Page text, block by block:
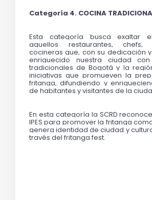
Categoría 4. COCINA
Esta categoría busca exaltar
aquellos restaurantes,
cocineras que, con su dedicación
enriquecido nuestra ciudad
tradicionales de Bogotá y la
iniciativas que promueven la
fritanga, difundiendo y
de habitantes y visitantes de la
En esta categoría la SCRD
IPES para promover la fritanga
genera identidad de ciudad y
través del fritanga fest.